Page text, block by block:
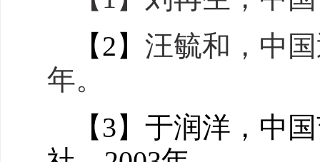
【2】汪毓和，中
年。
【 3】于润洋，中